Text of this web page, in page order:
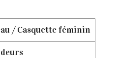
/ Casquette féminin